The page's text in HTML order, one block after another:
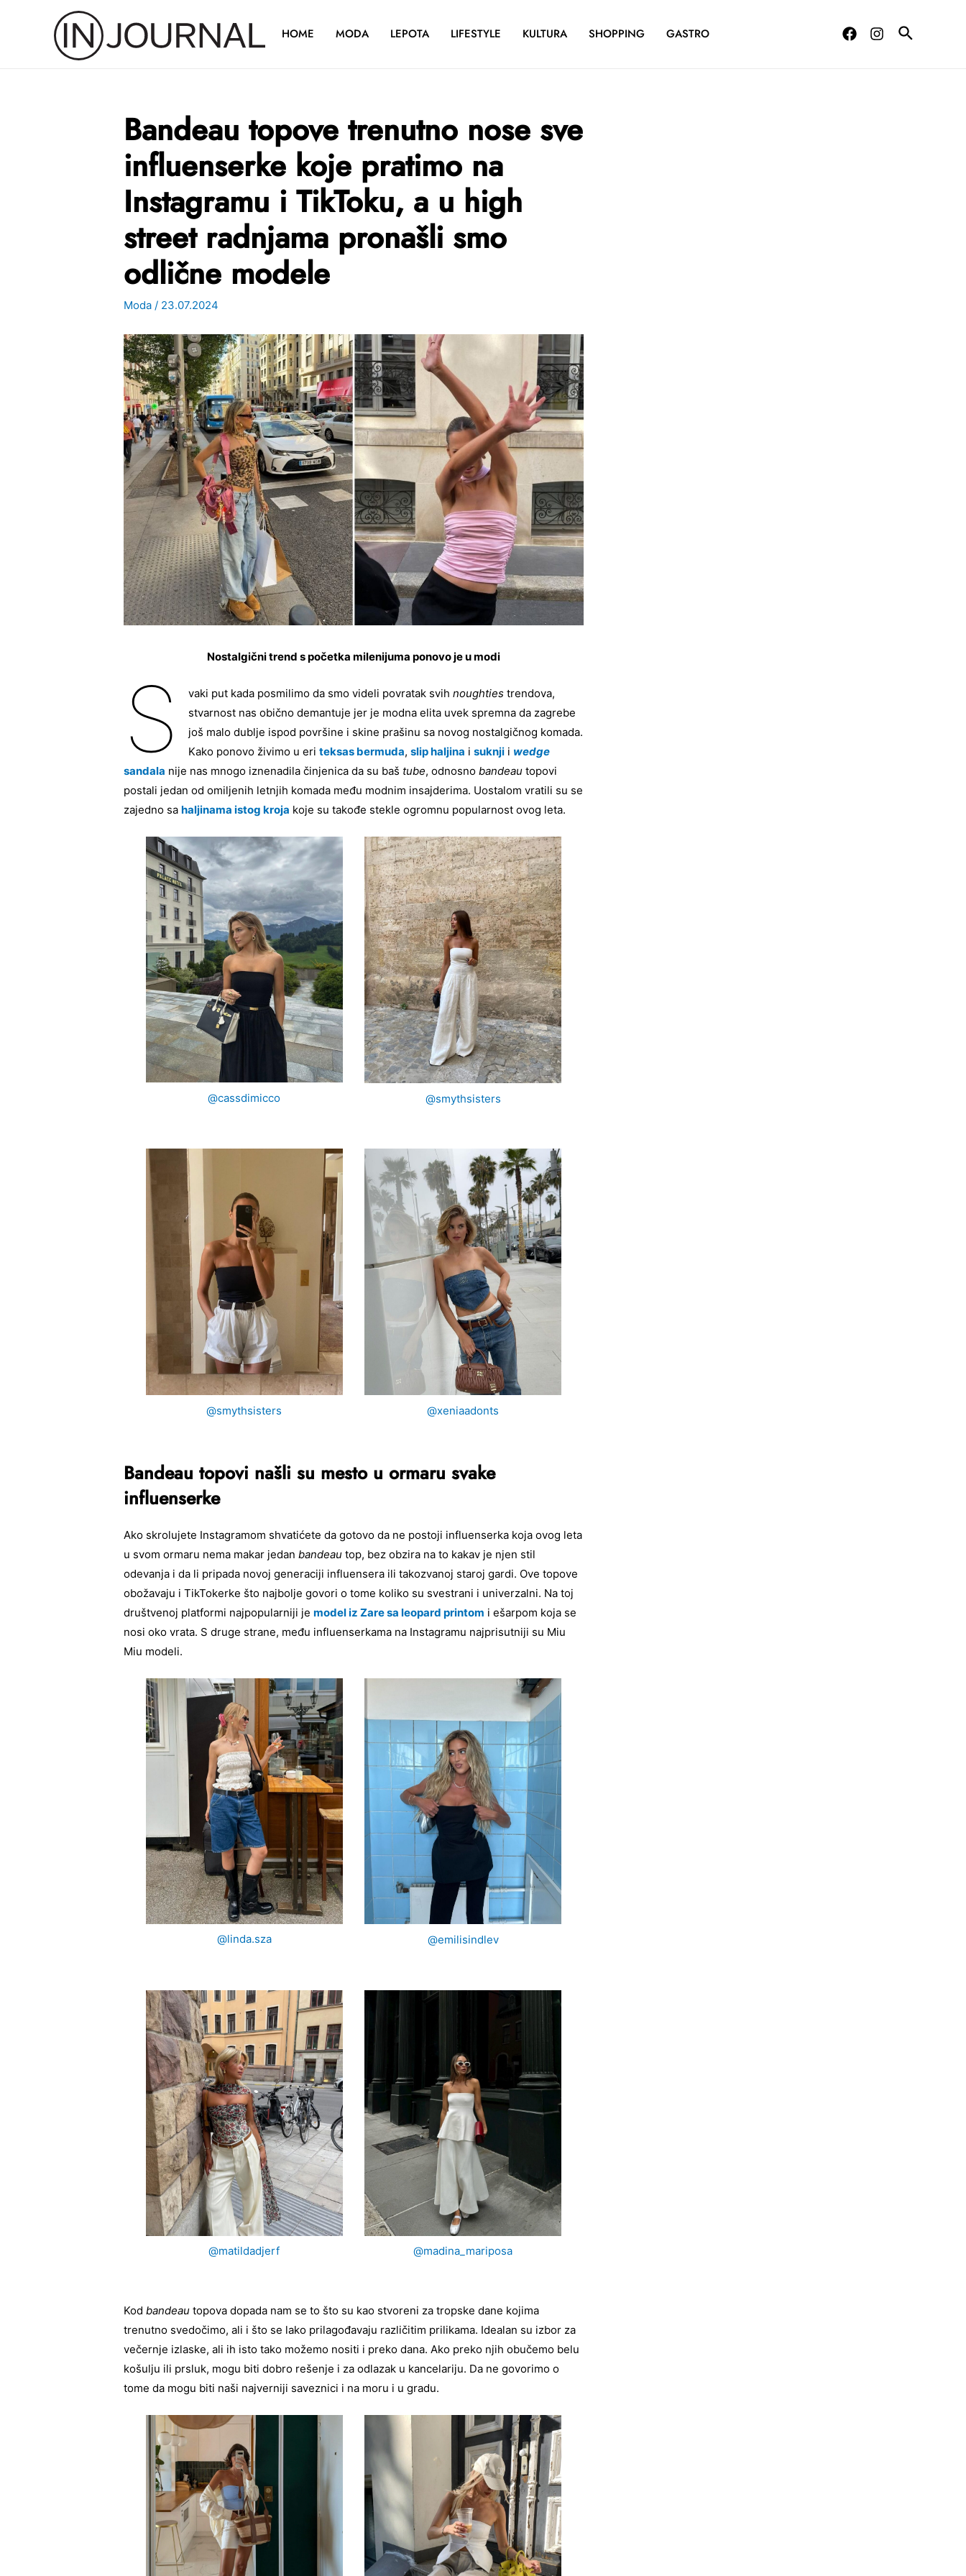
HOME MODA LEPOTA LIFESTYLE KULTURA SHOPPING GASTRO
Bandeau topove trenutno nose sve
influenserke koje pratimo na
Instagramu i TikToku, a u high
street radnjama pronašli smo
odlične modele
Moda / 23.07.2024
Nostalgični trend s početka milenijuma ponovo je u modi
S vaki put kada posmilimo da smo videli povratak svih noughtiestrendova,
stvarnost nas obično demantuje jer je modna elita uvek spremna da zagrebe
još malo dublje ispod površine i skine prašinu sa novog nostalgičnog komada.
Kako ponovo živimo u eri teksas bermuda, slip haljina i suknjii wedge
sandala nije nas mnogo iznenadila činjenica da su baš tube, odnosnobandeau topovi
postali jedan od omiljenih letnjih komada među modnim insajderima. Uostalom vratili su se
zajedno sahaljinama istog kroja koje su takođe stekle ogromnu popularnost ovog leta.
@cassdimicco @smythsisters
@smythsisters @xeniaadonts
Bandeau topovi našli su mesto u ormaru svake
influenserke
Ako skrolujete Instagramom shvatićete da gotovo da ne postoji influenserka koja ovog leta
u svom ormaru nema makar jedanbandeau top, bez obzira na to kakav je njen stil
odevanja i da li pripada novoj generaciji influensera ili takozvanoj staroj gardi. Ove topove
obožavaju i TikTokerke što najbolje govori o tome koliko su svestrani i univerzalni. Na toj
društvenoj platformi najpopularniji jemodel iz Zare sa leopard printom i ešarpom koja se
nosi oko vrata. S druge strane, među influenserkama na Instagramu najprisutniji su Miu
Miu modeli.
@linda.sza @emilisindlev
@matildadjerf @madina_mariposa
Kodbandeau topova dopada nam se to što su kao stvoreni za tropske dane kojima
trenutno svedočimo, ali i što se lako prilagođavaju različitim prilikama. Idealan su izbor za
večernje izlaske, ali ih isto tako možemo nositi i preko dana. Ako preko njih obučemo belu
košulju ili prsluk, mogu biti dobro rešenje i za odlazak u kancelariju. Da ne govorimo o
tome da mogu biti naši najverniji saveznici i na moru i u gradu.